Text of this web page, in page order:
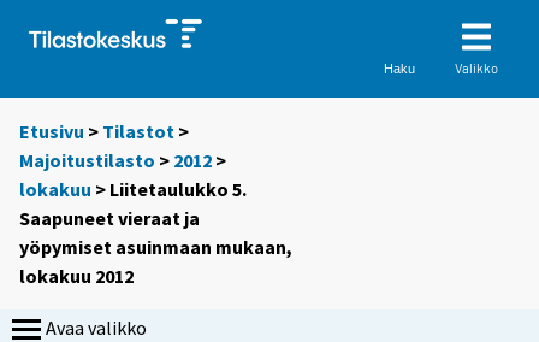
Haku Valikko
Etusivu > Tilastot >
Majoitustilasto > 2012 >
lokakuu > Liitetaulukko 5.
Saapuneet vieraat ja
yöpymiset asuinmaan mukaan,
lokakuu 2012
Avaa valikko